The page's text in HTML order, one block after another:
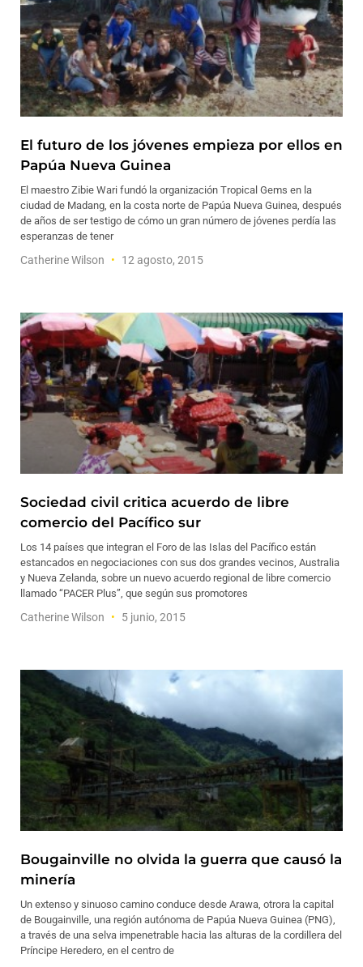
El futuro de los jóvenes empieza por ellos en
Papúa Nueva Guinea
El maestro Zibie Wari fundó la organización Tropical Gems en la
ciudad de Madang, en la costa norte de Papúa Nueva Guinea, después
de años de ser testigo de cómo un gran número de jóvenes perdía las
esperanzas de tener
Catherine Wilson 12 agosto, 2015
Sociedad civil critica acuerdo de libre
comercio del Pacífico sur
Los 14 países que integran el Foro de las Islas del Pacífico están
estancados en negociaciones con sus dos grandes vecinos, Australia
y Nueva Zelanda, sobre un nuevo acuerdo regional de libre comercio
llamado “PACER Plus”, que según sus promotores
Catherine Wilson 5 junio, 2015
Bougainville no olvida la guerra que causó la
minería
Un extenso y sinuoso camino conduce desde Arawa, otrora la capital
de Bougainville, una región autónoma de Papúa Nueva Guinea (PNG),
a través de una selva impenetrable hacia las alturas de la cordillera del
Príncipe Heredero, en el centro de